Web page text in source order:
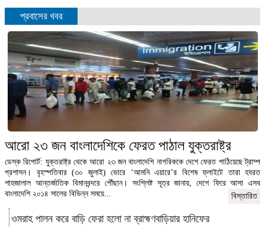
প্রবাসের খবর
আরো ২৩ জন বাংলাদেশিকে ফেরত পাঠাল যুক্তরাষ্ট্র
ডেস্ক রিপোর্ট: যুক্তরাষ্ট্র থেকে আরো ২৩ জন বাংলাদেশি নাগরিককে দেশে ফেরত পাঠিয়েছে ট্রাম্প
প্রশাসন। বৃহস্পতিবার (৩০ জুলাই) ভোরে ‘আমনি এয়ারে’র বিশেষ ফ্লাইটে তারা হযরত
শাহজালাল আন্তর্জাতিক বিমানবন্দরে পৌঁছান। সংশ্লিষ্ট সূত্র জানায়, দেশে ফিরে আসা এসব
বাংলাদেশি ২০১৪ সালের বিভিন্ন সময়ে...
বিস্তারিত
ওমরাহ পালন করে বাড়ি ফেরা হলো না ব্রাহ্মণবাড়িয়ার হানিফের